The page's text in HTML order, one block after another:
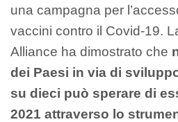
una campagna per
vaccini contro il Covid-19.
Alliance ha dimostrato che
dei Paesi in via di
su dieci può sperare di
2021 attraverso lo